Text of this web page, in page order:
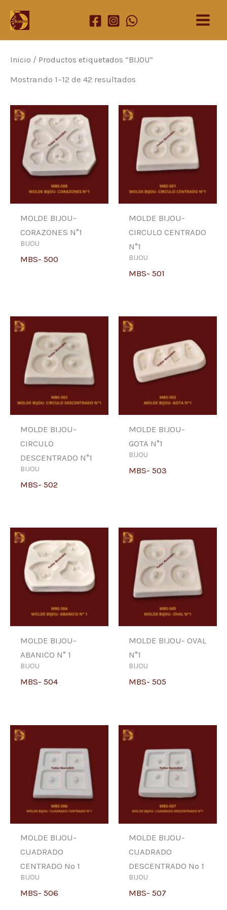
Inicio / Productos etiquetados “BIJOU”
Mostrando 1–12 de 42 resultados
MOLDE BIJOU-
CORAZONES N°1
BIJOU
MBS- 500
MOLDE BIJOU-
CIRCULO CENTRADO
N°1
BIJOU
MBS- 501
MOLDE BIJOU-
CIRCULO
DESCENTRADO N°1
BIJOU
MBS- 502
MOLDE BIJOU-
GOTA N°1
BIJOU
MBS- 503
MOLDE BIJOU-
ABANICO N° 1
BIJOU
MBS- 504
MOLDE BIJOU- OVAL
N°1
BIJOU
MBS- 505
MOLDE BIJOU-
CUADRADO
CENTRADO Nº 1
BIJOU
MBS- 506
MOLDE BIJOU-
CUADRADO
DESCENTRADO Nº 1
BIJOU
MBS- 507